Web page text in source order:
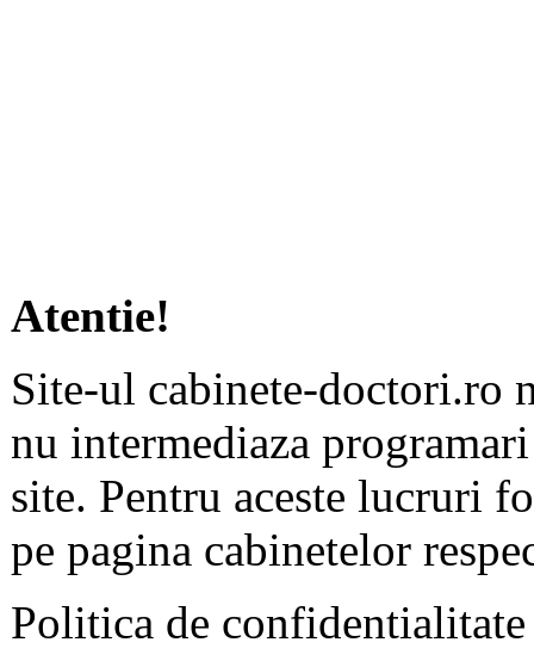
Atentie!
Site-ul cabinete-doctori.ro
nu intermediaza
site. Pentru aceste lucruri
pe pagina cabinetelor
Politica de confidentialitate